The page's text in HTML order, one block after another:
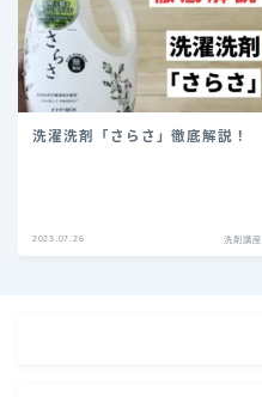
洗濯洗剤「さらさ」徹底解説！
2023.07.26 洗剤講座